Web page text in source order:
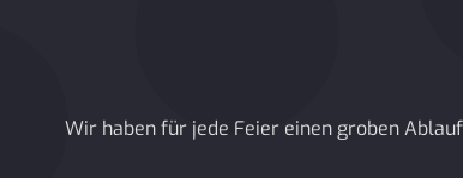
Wir haben für jede Feier einen groben